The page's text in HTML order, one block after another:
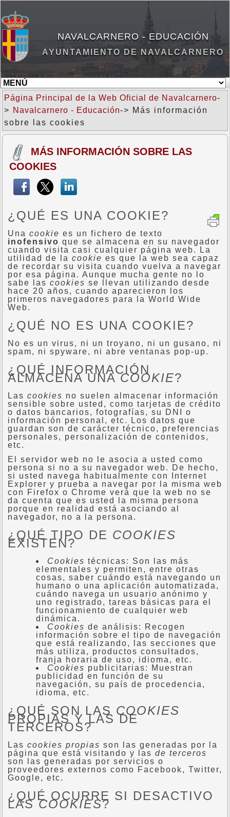
NAVALCARNERO - EDUCACIÓN
AYUNTAMIENTO DE NAVALCARNERO
Página Principal de la Web Oficial de Navalcarnero-
> Navalcarnero - Educación-> Más información
sobre las cookies
MÁS INFORMACIÓN SOBRE LAS
COOKIES
¿QUÉ ES UNA COOKIE?
Una cookie es un fichero de texto
inofensivo que se almacena en su navegador
cuando visita casi cualquier página web. La
utilidad de la cookie es que la web sea capaz
de recordar su visita cuando vuelva a navegar
por esa página. Aunque mucha gente no lo
sabe las cookies se llevan utilizando desde
hace 20 años, cuando aparecieron los
primeros navegadores para la World Wide
Web.
¿QUÉ NO ES UNA COOKIE?
No es un virus, ni un troyano, ni un gusano, ni
spam, ni spyware, ni abre ventanas pop-up.
¿QUÉ INFORMACIÓN
ALMACENA UNACOOKIE?
Las cookies no suelen almacenar información
sensible sobre usted, como tarjetas de crédito
o datos bancarios, fotografías, su DNI o
información personal, etc. Los datos que
guardan son de carácter técnico, preferencias
personales, personalización de contenidos,
etc.
El servidor web no le asocia a usted como
persona si no a su navegador web. De hecho,
si usted navega habitualmente con Internet
Explorer y prueba a navegar por la misma web
con Firefox o Chrome verá que la web no se
da cuenta que es usted la misma persona
porque en realidad está asociando al
navegador, no a la persona.
¿QUÉ TIPO DE COOKIES
EXISTEN?
Cookies técnicas: Son las más
elementales y permiten, entre otras
cosas, saber cuándo está navegando un
humano o una aplicación automatizada,
cuándo navega un usuario anónimo y
uno registrado, tareas básicas para el
funcionamiento de cualquier web
dinámica.
Cookies de análisis: Recogen
información sobre el tipo de navegación
que está realizando, las secciones que
más utiliza, productos consultados,
franja horaria de uso, idioma, etc.
Cookies publicitarias: Muestran
publicidad en función de su
navegación, su país de procedencia,
idioma, etc.
¿QUÉ SON LAS COOKIES
PROPIAS Y LAS DE
TERCEROS?
Las cookies propias son las generadas por la
página que está visitando y las de terceros
son las generadas por servicios o
proveedores externos como Facebook, Twitter,
Google, etc.
¿QUÉ OCURRE SI DESACTIVO
LASCOOKIES?